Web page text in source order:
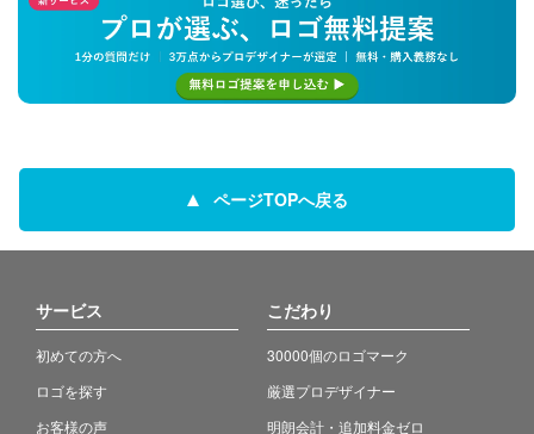
ページTOPへ戻る
サービス
初めての方へ
ロゴを探す
お客様の声
こだわり
30000個のロゴマーク
厳選プロデザイナー
明朗会計・追加料金ゼロ